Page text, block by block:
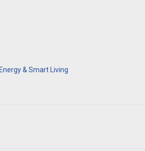
& Smart Living